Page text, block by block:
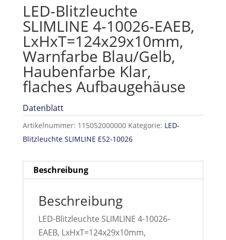
LED-Blitzleuchte
SLIMLINE 4-10026-EAEB,
LxHxT=124x29x10mm,
Warnfarbe Blau/Gelb,
Haubenfarbe Klar,
flaches Aufbaugehäuse
Datenblatt
Artikelnummer: 115052000000 Kategorie: LED-
Blitzleuchte SLIMLINE E52-10026
Beschreibung
Beschreibung
LED-Blitzleuchte SLIMLINE 4-10026-
EAEB, LxHxT=124x29x10mm,